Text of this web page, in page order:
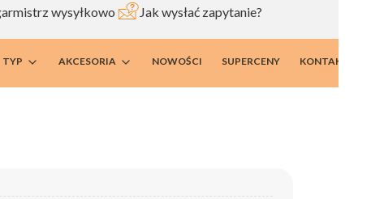
wysyłkowo Jak wysłać zapytanie?
TYP AKCESORIA NOWOŚCI SUPERCENY KONTAKT I